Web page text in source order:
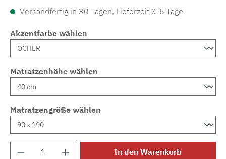
Versandfertig in 30 Tagen, Lieferzeit 3-5 Tage
Akzentfarbe wählen
Matratzenhöhe wählen
Matratzengröße wählen
Produkt Anzahl: Gib den gewünschten
In den Warenkorb